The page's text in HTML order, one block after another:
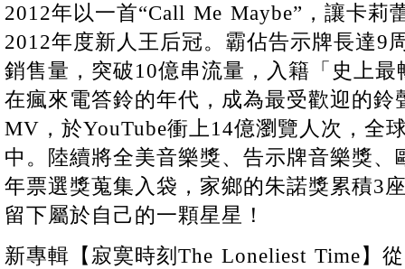
2012年以一首“Call Me Maybe”，讓卡莉
2012年度新人王后冠。霸佔告示牌長達9
銷售量，突破10億串流量，入籍「史上
在瘋來電答鈴的年代，成為最受歡迎的鈴
MV，於YouTube衝上14億瀏覽人次，全
中。陸續將全美音樂獎、告示牌音樂獎
年票選獎蒐集入袋，家鄉的朱諾獎累積3
留下屬於自己的一顆星星！
新專輯【寂寞時刻The Loneliest Time】